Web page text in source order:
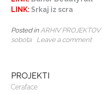
LINK: Srkaj iz scra
Posted in ARHIV PROJEKTOV
sobota
Leave a comment
PROJEKTI
Ceraface